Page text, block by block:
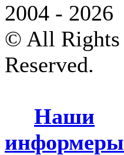
2004 - 2026
© All Rights
Reserved.
Наши
информеры